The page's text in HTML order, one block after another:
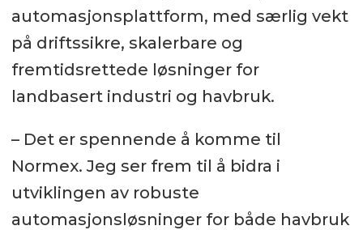
automasjonsplattform, med særlig vekt
på driftssikre, skalerbare og
fremtidsrettede løsninger for
landbasert industri og havbruk.
– Det er spennende å komme til
Normex. Jeg ser frem til å bidra i
utviklingen av robuste
automasjonsløsninger for både havbruk